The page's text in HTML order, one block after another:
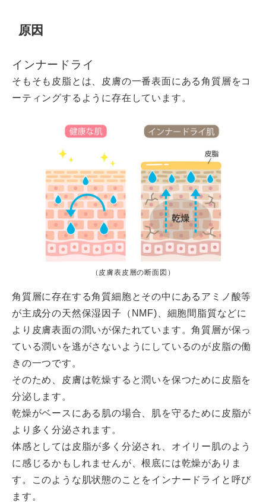
原因
インナードライ
そもそも皮脂とは、皮膚の一番表面にある角質層をコ
ーティングするように存在しています。
（皮膚表皮層の断面図）
角質層に存在する角質細胞とその中にあるアミノ酸等
が主成分の天然保湿因子（NMF)、細胞間脂質などに
より皮膚表面の潤いが保たれています。角質層が保っ
ている潤いを逃がさないようにしているのが皮脂の働
きの一つです。
そのため、皮膚は乾燥すると潤いを保つために皮脂を
分泌します。
乾燥がベースにある肌の場合、肌を守るために皮脂が
より多く分泌されます。
体感としては皮脂が多く分泌され、オイリー肌のよう
に感じるかもしれませんが、根底には乾燥がありま
す。このような肌状態のことをインナードライと呼び
ます。